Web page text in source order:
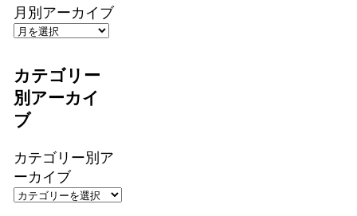
月別アーカイブ
カテゴリー
別アーカイ
ブ
カテゴリー別ア
ーカイブ